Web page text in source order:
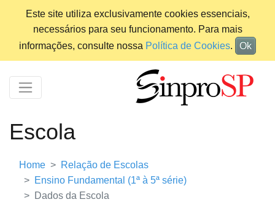
Este site utiliza exclusivamente cookies essenciais,
necessários para seu funcionamento. Para mais
informações, consulte nossa Política de Cookies. Ok
Escola
Home
Relação de Escolas
Ensino Fundamental (1ª à 5ª série)
Dados da Escola